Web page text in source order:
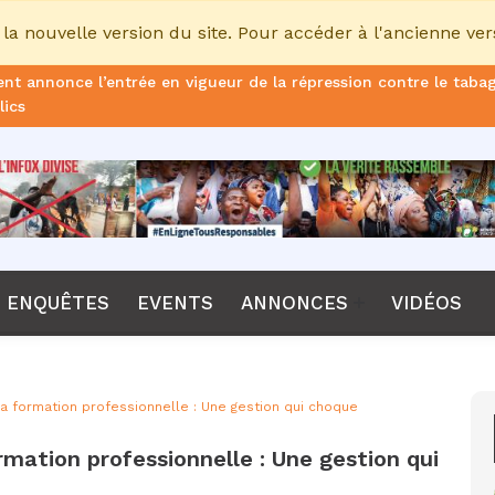
nouvelle version du site. Pour accéder à l'ancienne
annonce l’entrée en vigueur de la répression contre le
le non-renouvellement du contrat d'Emerse Faé à la tête
nouveau sélectionneur de l’équipe de France
CPI, Karim Khan, démis de ses fonctions par les États parties
ENQUÊTES EVENTS ANNONCES VIDÉOS
formation professionnelle : Une gestion qui choque
professionnelle : Une gestion qui